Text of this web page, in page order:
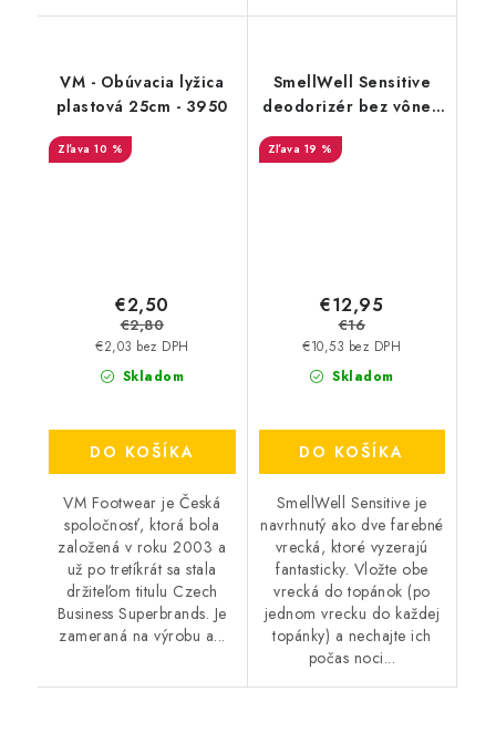
VM - Obúvacia lyžica
plastová 25cm - 3950
10 %
Skladom
€2,03 bez DPH
€2,50
€2,80
DO KOŠÍKA
VM Footwear je Česká
spoločnosť, ktorá bola
založená v roku 2003 a
už po tretíkrát sa stala
držiteľom titulu Czech
Business Superbrands. Je
zameraná na výrobu a...
SmellWell Sensitive
deodorizér bez vône -
Grey
19 %
Skladom
€10,53 bez DPH
€12,95
€16
DO KOŠÍKA
SmellWell Sensitive je
navrhnutý ako dve farebné
vrecká, ktoré vyzerajú
fantasticky. Vložte obe
vrecká do topánok (po
jednom vrecku do každej
topánky) a nechajte ich
počas noci...